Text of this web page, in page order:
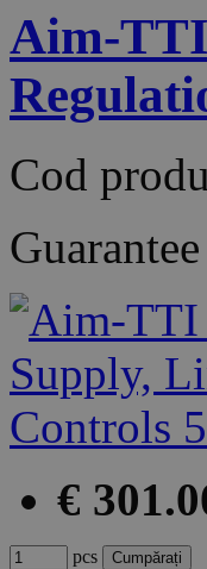
Aim-TTI
Cod
Guarantee
€
pcs